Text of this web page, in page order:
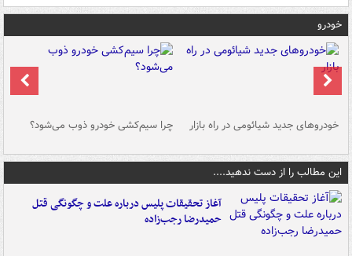
خودرو
خودروهای جدید شیائومی در راه بازار چرا سیم‌کشی خودرو ذوب می‌شود؟
این مطالب را از دست ندهید....
آغاز تحقیقات پلیس درباره علت و چگونگی قتل
حمیدرضا رجب‌زاده